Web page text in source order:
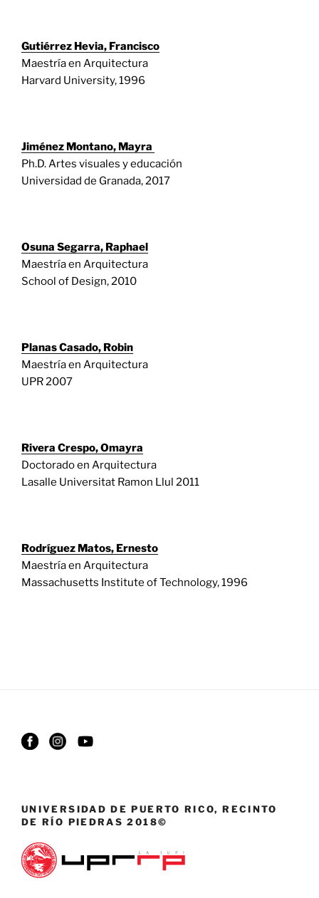
Gutiérrez Hevia, Francisco
Maestría en Arquitectura
Harvard University, 1996
Jiménez Montano, Mayra
Ph.D. Artes visuales y educación
Universidad de Granada, 2017
Osuna Segarra, Raphael
Maestría en Arquitectura
School of Design, 2010
Planas Casado, Robin
Maestría en Arquitectura
UPR 2007
Rivera Crespo, Omayra
Doctorado en Arquitectura
Lasalle Universitat Ramon Llul 2011
Rodríguez Matos, Ernesto
Maestría en Arquitectura
Massachusetts Institute of Technology, 1996
UNIVERSIDAD DE PUERTO RICO, RECINTO
DE RÍO PIEDRAS 2018©